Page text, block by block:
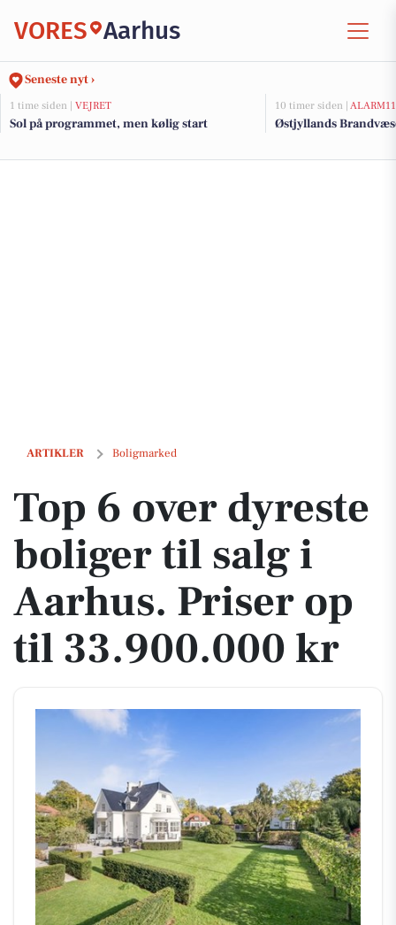
VORES Aarhus
Seneste nyt ›
1 time siden | VEJRET
Sol på programmet, men kølig start
10 timer siden |
Østjyllands
ARTIKLER Boligmarked
Top 6 over dyreste boliger til salg i Aarhus. Priser op til 33.900.000 kr
Top 6 over dyreste
boliger til salg i
Aarhus. Priser op
til 33.900.000 kr